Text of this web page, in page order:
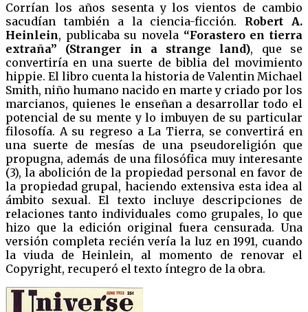
Corrían los años sesenta y los vientos de cambio
sacudían también a la ciencia-ficción. Robert A.
Heinlein, publicaba su novela “Forastero en tierra
extraña” (Stranger in a strange land), que se
convertiría en una suerte de biblia del movimiento
hippie. El libro cuenta la historia de Valentin Michael
Smith, niño humano nacido en marte y criado por los
marcianos, quienes le enseñan a desarrollar todo el
potencial de su mente y lo imbuyen de su particular
filosofía. A su regreso a La Tierra, se convertirá en
una suerte de mesías de una pseudoreligión que
propugna, además de una filosófica muy interesante
(3), la abolición de la propiedad personal en favor de
la propiedad grupal, haciendo extensiva esta idea al
ámbito sexual. El texto incluye descripciones de
relaciones tanto individuales como grupales, lo que
hizo que la edición original fuera censurada. Una
versión completa recién vería la luz en 1991, cuando
la viuda de Heinlein, al momento de renovar el
Copyright, recuperó el texto íntegro de la obra.